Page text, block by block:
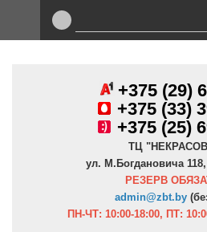
+375 (29)
+375 (33)
+375 (25)
ТЦ
ул. М.Богдановича
РЕЗЕРВ
admin@zbt.by
ПН-ЧТ: 10:00-18:00, ПТ: